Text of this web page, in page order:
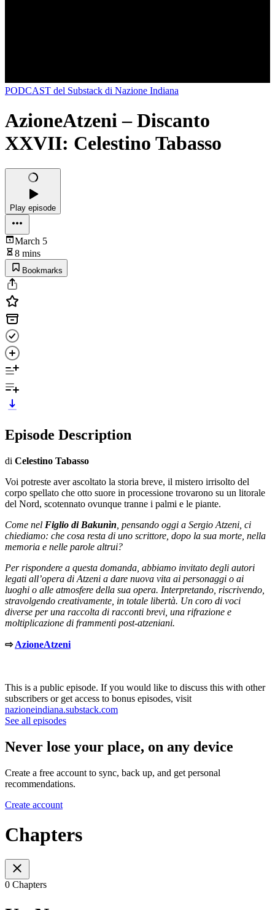
PODCAST del Substack di Nazione Indiana
AzioneAtzeni – Discanto
XXVII: Celestino Tabasso
Play episode
March 5
8 mins
Bookmarks
Episode Description
di Celestino Tabasso
Voi potreste aver ascoltato la storia breve, il mistero irrisolto del
corpo spellato che otto suore in processione trovarono su un litorale
del Nord, scotennato ovunque tranne i palmi e le piante.
Come nel Figlio di Bakunìn , pensando oggi a Sergio Atzeni, ci
chiediamo: che cosa resta di uno scrittore, dopo la sua morte, nella
memoria e nelle parole altrui?
Per rispondere a questa domanda, abbiamo invitato degli autori
legati all’opera di Atzeni a dare nuova vita ai personaggi o ai
luoghi o alle atmosfere della sua opera. Interpretando, riscrivendo,
stravolgendo creativamente, in totale libertà. Un coro di voci
diverse per una raccolta di racconti brevi, una rifrazione e
moltiplicazione di frammenti post-atzeniani.
⇨AzioneAtzeni
This is a public episode. If you would like to discuss this with other
subscribers or get access to bonus episodes, visit
nazioneindiana.substack.com
See all episodes
Never lose your place, on any device
Create a free account to sync, back up, and get personal
recommendations.
Create account
Chapters
0 Chapters